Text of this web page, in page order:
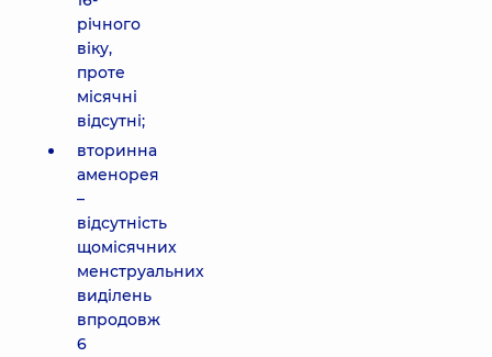
річного
віку,
проте
місячні
відсутні;
вторинна
аменорея
–
відсутність
щомісячних
менструальних
виділень
впродовж
6